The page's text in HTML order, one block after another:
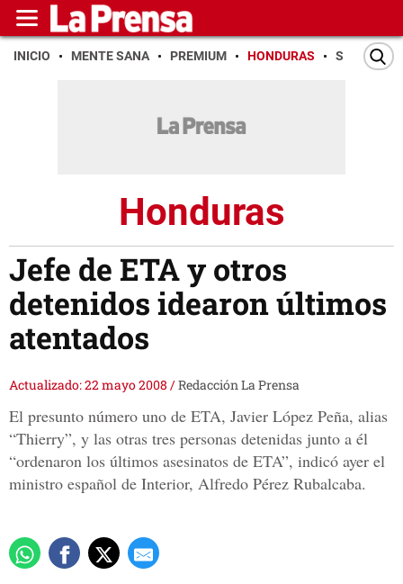
INICIO MENTE SANA PREMIUM HONDURAS SAN PEDRO
Honduras
Jefe de ETA y otros
detenidos idearon últimos
atentados
Actualizado: 22 mayo 2008 /Redacción La Prensa
El presunto número uno de ETA, Javier López Peña, alias
“Thierry”, y las otras tres personas detenidas junto a él
“ordenaron los últimos asesinatos de ETA”, indicó ayer el
ministro español de Interior, Alfredo Pérez Rubalcaba.